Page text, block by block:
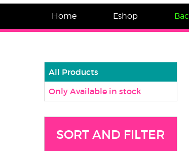
Home Eshop
All Products
Only Available in stock
SORT AND FILTER